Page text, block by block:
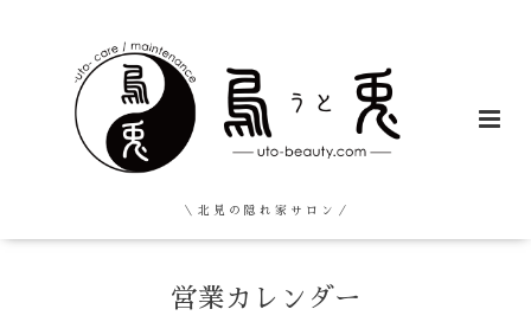
＼ 北 見 の 隠 れ 家 サ ロ ン ／
営業カレンダー